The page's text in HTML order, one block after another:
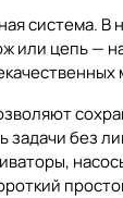
система. В
или цепь —
без